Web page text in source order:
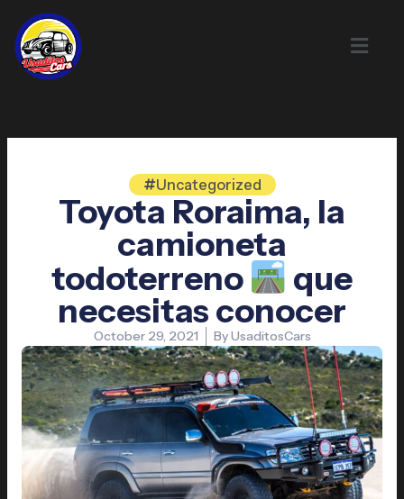
content
Uncategorized
Toyota Roraima, la
camioneta
todoterreno
que
necesitas conocer
October 29, 2021 ByUsaditosCars